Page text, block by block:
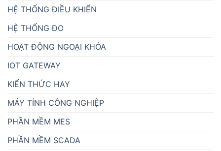
HỆ THỐNG ĐIỀU KHIỂN
HỆ THỐNG ĐO
HOẠT ĐỘNG NGOẠI KHÓA
IOT GATEWAY
KIẾN THỨC HAY
MÁY TÍNH CÔNG NGHIỆP
PHẦN MỀM MES
PHẦN MỀM SCADA